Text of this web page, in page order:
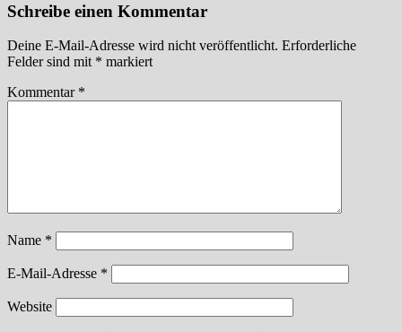
Schreibe einen Kommentar
Deine E-Mail-Adresse wird nicht veröffentlicht. Erforderliche
Felder sind mit * markiert
Kommentar *
Name *
E-Mail-Adresse *
Website